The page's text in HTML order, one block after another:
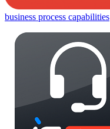
business process capabilities